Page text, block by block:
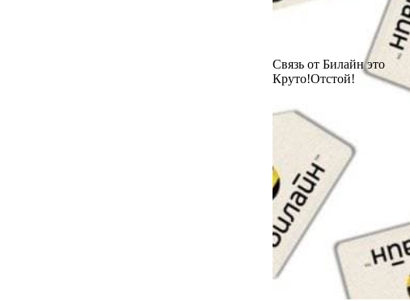
Связь от Билайн это
Круто!Отстой!